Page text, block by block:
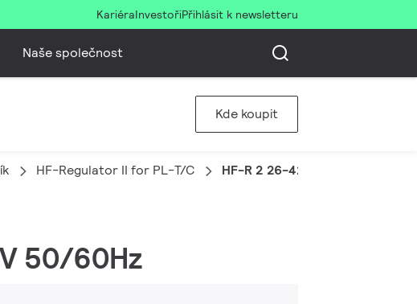
KariéraInvestořiPřihlásit k newsletteru
Naše společnost
Kde koupit
HF-Regulator II for PL-T/C HF-R 2 26-42 PL-T/C EII 220-
50/60Hz